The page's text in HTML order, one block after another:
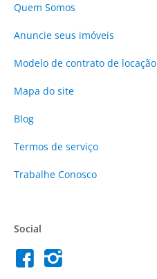
Quem Somos
Anuncie seus imóveis
Modelo de contrato de locação
Mapa do site
Blog
Termos de serviço
Trabalhe Conosco
Social